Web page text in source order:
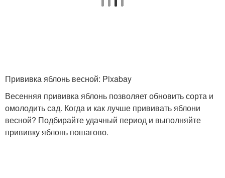
Прививка яблонь весной: Pixabay
Весенняя прививка яблонь позволяет обновить сорта и
омолодить сад. Когда и как лучше прививать яблони
весной? Подбирайте удачный период и выполняйте
прививку яблонь пошагово.